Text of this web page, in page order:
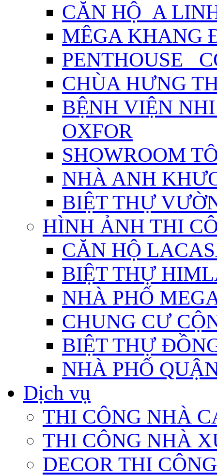
CĂN HỘ_A
MÊGA KHANG
PENTHOUSE_
CHÙA HƯNG
BỆNH VIỆN
OXFOR
SHOWROOM
NHÀ ANH
BIỆT THỰ
HÌNH ẢNH THI
CĂN HỘ
BIỆT THỰ
NHÀ PHỐ
CHUNG CƯ
BIỆT THỰ
NHÀ PHỐ
Dịch vụ
THI CÔNG NHÀ
THI CÔNG NHÀ
DECOR THI